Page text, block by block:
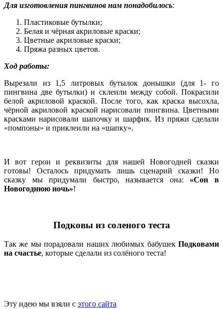
Для изготовления пингвинов нам понадобилось:
Пластиковые бутылки;
Белая и чёрная акриловые краски;
Цветные акриловые краски;
Пряжа разных цветов.
Ход работы:
Вырезали из 1,5 литровых бутылок донышки (для 1- го
пингвина две бутылки) и склеили между собой. Покрасили
белой акриловой краской. После того, как краска высохла,
чёрной акриловой краской нарисовали пингвина. Цветными
красками нарисовали шапочку и шарфик. Из пряжи сделали
«помпоны» и приклеили на «шапку».
И вот герои и реквизиты для нашей Новогодней сказки
готовы! Осталось придумать лишь сценарий сказки! Но
сказку мы придумали быстро, называется она: «Сон в
Новогоднюю ночь»!
Подковы из соленого теста
Так же мы порадовали наших любимых бабушек Подковами
на счастье, которые сделали из солёного теста!
Эту идею мы взяли с этого сайта